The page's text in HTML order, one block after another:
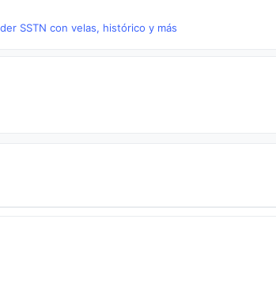
SSTN con velas, histórico y más